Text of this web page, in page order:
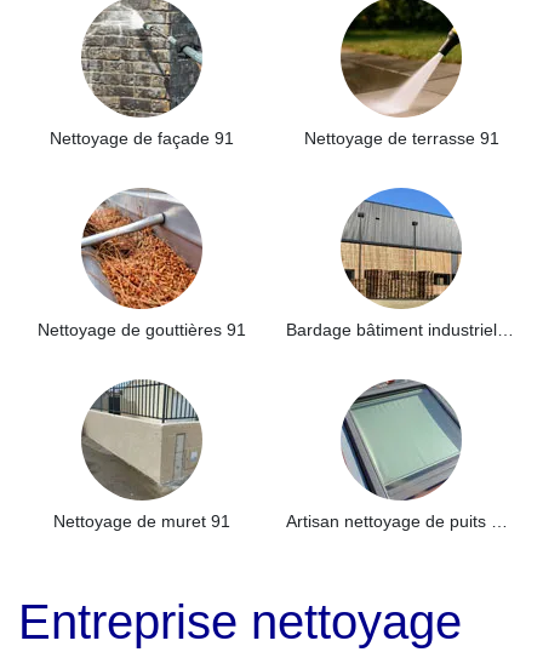
Nettoyage de façade 91 Nettoyage de terrasse 91
Nettoyage de gouttières 91
Nettoyage de muret 91
Entreprise nettoyage